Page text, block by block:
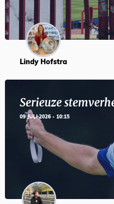
Lindy Hofstra
Serieuze
09 JULI 2026 - 10:15